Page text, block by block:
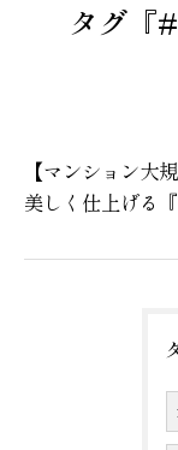
タグ『
【マンション大
美しく仕上げる